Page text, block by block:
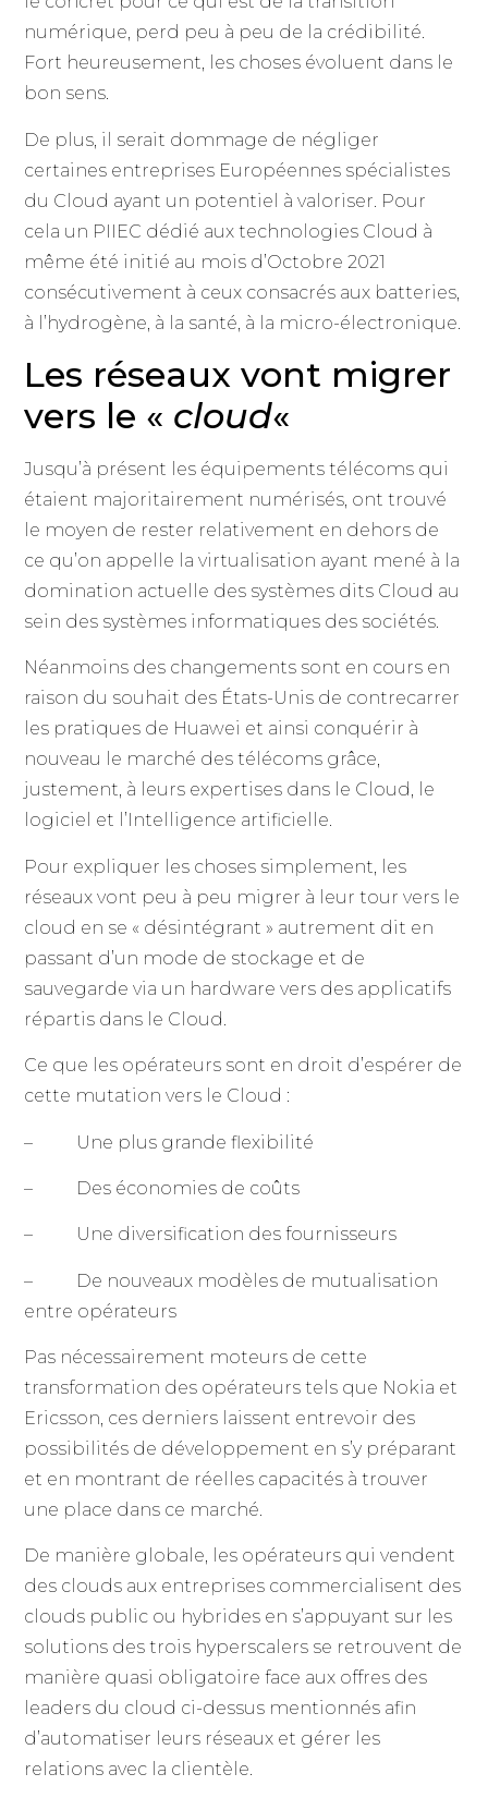
numérique, perd peu à peu de la crédibilité.
Fort heureusement, les choses évoluent dans le
bon sens.
De plus, il serait dommage de négliger
certaines entreprises Européennes spécialistes
du Cloud ayant un potentiel à valoriser. Pour
cela un PIIEC dédié aux technologies Cloud à
même été initié au mois d’Octobre 2021
consécutivement à ceux consacrés aux batteries,
à l’hydrogène, à la santé, à la micro-électronique.
Les réseaux vont migrer
vers le « cloud«
Jusqu’à présent les équipements télécoms qui
étaient majoritairement numérisés, ont trouvé
le moyen de rester relativement en dehors de
ce qu’on appelle la virtualisation ayant mené à la
domination actuelle des systèmes dits Cloud au
sein des systèmes informatiques des sociétés.
Néanmoins des changements sont en cours en
raison du souhait des États-Unis de contrecarrer
les pratiques de Huawei et ainsi conquérir à
nouveau le marché des télécoms grâce,
justement, à leurs expertises dans le Cloud, le
logiciel et l’Intelligence artificielle.
Pour expliquer les choses simplement, les
réseaux vont peu à peu migrer à leur tour vers le
cloud en se « désintégrant » autrement dit en
passant d’un mode de stockage et de
sauvegarde via un hardware vers des applicatifs
répartis dans le Cloud.
Ce que les opérateurs sont en droit d’espérer de
cette mutation vers le Cloud :
– Une plus grande flexibilité
– Des économies de coûts
– Une diversification des fournisseurs
– De nouveaux modèles de mutualisation
entre opérateurs
Pas nécessairement moteurs de cette
transformation des opérateurs tels que Nokia et
Ericsson, ces derniers laissent entrevoir des
possibilités de développement en s’y préparant
et en montrant de réelles capacités à trouver
une place dans ce marché.
De manière globale, les opérateurs qui vendent
des clouds aux entreprises commercialisent des
clouds public ou hybrides en s’appuyant sur les
solutions des trois hyperscalers se retrouvent de
manière quasi obligatoire face aux offres des
leaders du cloud ci-dessus mentionnés afin
d’automatiser leurs réseaux et gérer les
relations avec la clientèle.